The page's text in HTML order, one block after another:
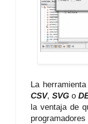
La
CSV,SVG o
la ventaja de